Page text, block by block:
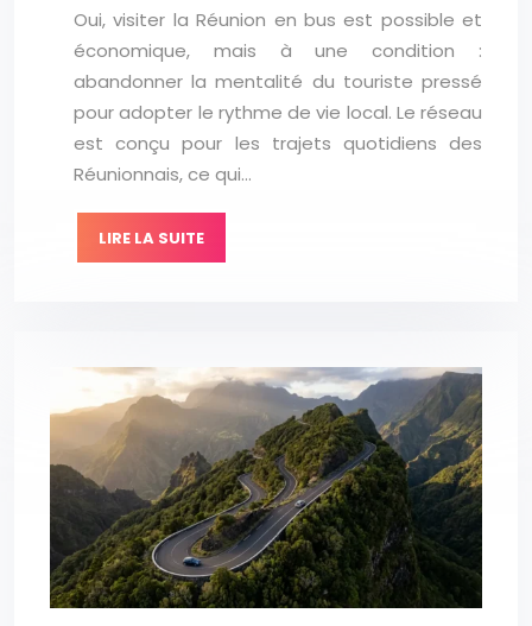
Oui, visiter la Réunion en bus est possible et
économique, mais à une condition :
abandonner la mentalité du touriste pressé
pour adopter le rythme de vie local. Le réseau
est conçu pour les trajets quotidiens des
Réunionnais, ce qui…
LIRE LA SUITE